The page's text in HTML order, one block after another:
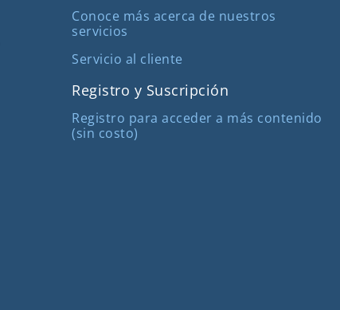
Conoce más acerca de nuestros
servicios
Servicio al cliente
Registro y Suscripción
Registro para acceder a más contenido
(sin costo)